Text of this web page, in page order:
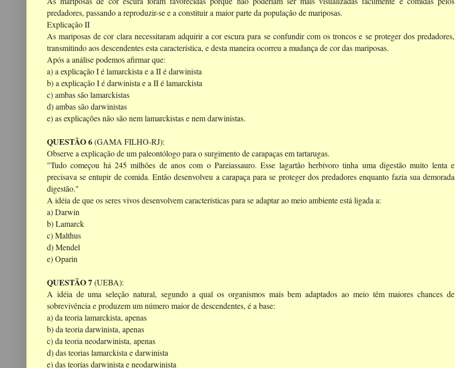
predadores, passando a reproduzir-se e a constituir a maior parte da população de mariposas.
Explicação II
As mariposas de cor clara necessitaram adquirir a cor escura para se confundir com os troncos e se proteger dos predadores,
transmitindo aos descendentes esta característica, e desta maneira ocorreu a mudança de cor das mariposas.
Após a análise podemos afirmar que:
a) a explicação I é lamarckista e a II é darwinista
b) a explicação I é darwinista e a II é lamarckista
c) ambas são lamarckistas
d) ambas são darwinistas
e) as explicações não são nem lamarckistas e nem darwinistas.
QUESTÃO 6(GAMA FILHO-RJ):
Observe a explicação de um paleontólogo para o surgimento de carapaças em tartarugas.
"Tudo começou há 245 milhões de anos com o Pareiassauro. Esse lagartão herbívoro tinha uma digestão muito lenta e
precisava se entupir de comida. Então desenvolveu a carapaça para se proteger dos predadores enquanto fazia sua demorada
digestão."
A idéia de que os seres vivos desenvolvem características para se adaptar ao meio ambiente está ligada a:
a) Darwin
b) Lamarck
c) Malthus
d) Mendel
e) Oparin
QUESTÃO 7(UEBA):
A idéia de uma seleção natural, segundo a qual os organismos mais bem adaptados ao meio têm maiores chances de
sobrevivência e produzem um número maior de descendentes, é a base:
a) da teoria lamarckista, apenas
b) da teoria darwinista, apenas
c) da teoria neodarwinista, apenas
d) das teorias lamarckista e darwinista
e) das teorias darwinista e neodarwinista